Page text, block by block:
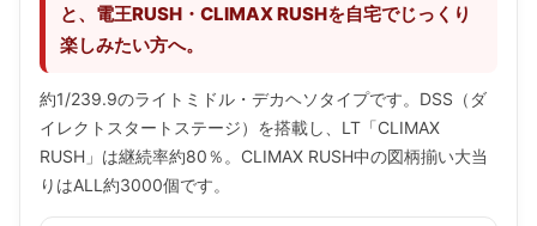
と、電王RUSH・CLIMAX RUSHを自宅でじっくり
楽しみたい方へ。
約1/239.9のライトミドル・デカヘソタイプです。DSS（ダ
イレクトスタートステージ）を搭載し、LT「CLIMAX
RUSH」は継続率約80％。CLIMAX RUSH中の図柄揃い大当
りはALL約3000個です。